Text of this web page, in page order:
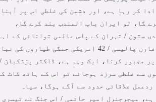
کر رہا ہے، اور دشمن کی غلطی اس پر
گا، تو ایران باب المندب بند کرے گا،
ستون / تہران کے پاس عالمی توانائی کے
ترین گذرگاہ اور کھاد اور ہیلیم کی مرکزی شاہراہ پر کنٹرول ہے، فارن پالیسی / 42 امریکی جنگی طیاروں
مجبور کرنا، ایک وہم ہے، ڈاکٹر پزشکیان /
سے غلطی سرزد ہوجائے تو اس کے ہاتھ کاٹ کر
علاقائی حدود سے آگے ہوگا، سپاہ
میجرجنرل امیر حاتمی / اس جنگ نے تیسری